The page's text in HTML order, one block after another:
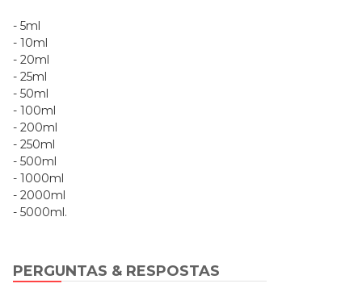
- 5ml
- 10ml
- 20ml
- 25ml
- 50ml
- 100ml
- 200ml
- 250ml
- 500ml
- 1000ml
- 2000ml
- 5000ml.
PERGUNTAS & RESPOSTAS